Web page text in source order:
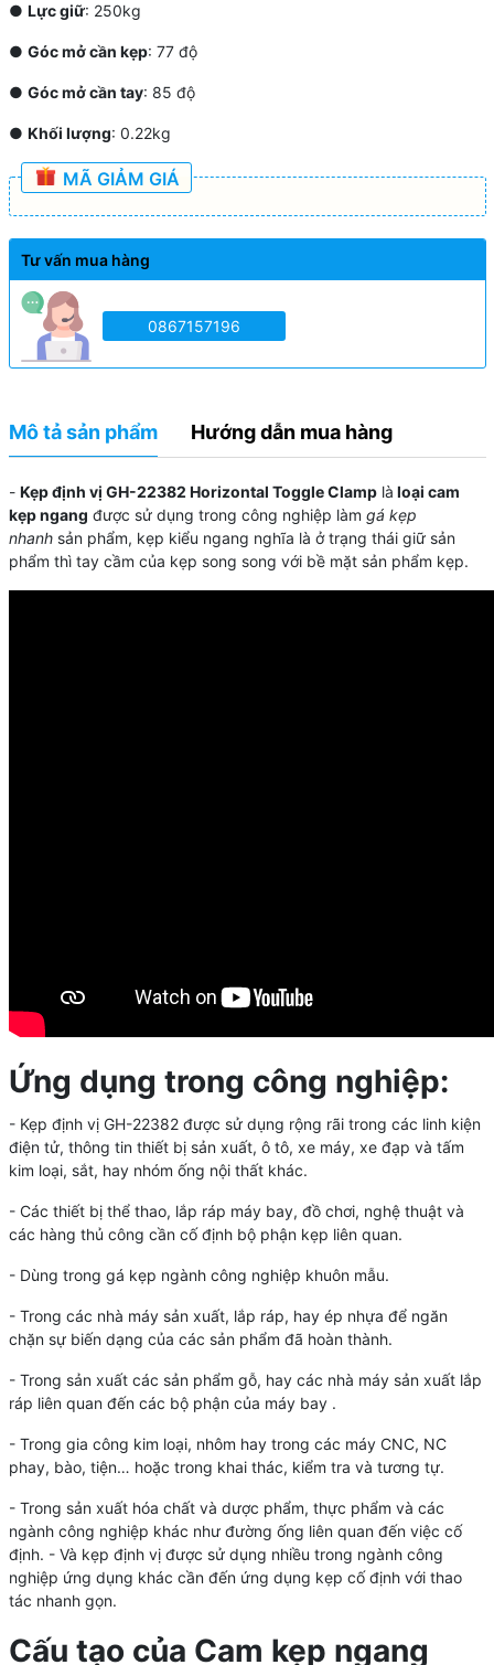
● Lực giữ: 250kg
● Góc mở cần kẹp: 77 độ
● Góc mở cần tay: 85 độ
● Khối lượng: 0.22kg
MÃ GIẢM GIÁ
Tư vấn mua hàng
0867157196
Mô tả sản phẩm Hướng dẫn mua hàng
- Kẹp định vị GH-22382 Horizontal Toggle Clamp là loại cam
kẹp ngang được sử dụng trong công nghiệp làm gá kẹp
nhanhsản phẩm, kẹp kiểu ngang nghĩa là ở trạng thái giữ sản
phẩm thì tay cầm của kẹp song song với bề mặt sản phẩm kẹp.
Ứng dụng trong công nghiệp:
- Kẹp định vị GH-22382 được sử dụng rộng rãi trong các linh kiện
điện tử, thông tin thiết bị sản xuất, ô tô, xe máy, xe đạp và tấm
kim loại, sắt, hay nhóm ống nội thất khác.
- Các thiết bị thể thao, lắp ráp máy bay, đồ chơi, nghệ thuật và
các hàng thủ công cần cố định bộ phận kẹp liên quan.
- Dùng trong gá kẹp ngành công nghiệp khuôn mẫu.
- Trong các nhà máy sản xuất, lắp ráp, hay ép nhựa để ngăn
chặn sự biến dạng của các sản phẩm đã hoàn thành.
- Trong sản xuất các sản phẩm gỗ, hay các nhà máy sản xuất lắp
ráp liên quan đến các bộ phận của máy bay .
- Trong gia công kim loại, nhôm hay trong các máy CNC, NC
phay, bào, tiện… hoặc trong khai thác, kiểm tra và tương tự.
- Trong sản xuất hóa chất và dược phẩm, thực phẩm và các
ngành công nghiệp khác như đường ống liên quan đến việc cố
định. - Và kẹp định vị được sử dụng nhiều trong ngành công
nghiệp ứng dụng khác cần đến ứng dụng kẹp cố định với thao
tác nhanh gọn.
Cấu tạo của Cam kẹp ngang